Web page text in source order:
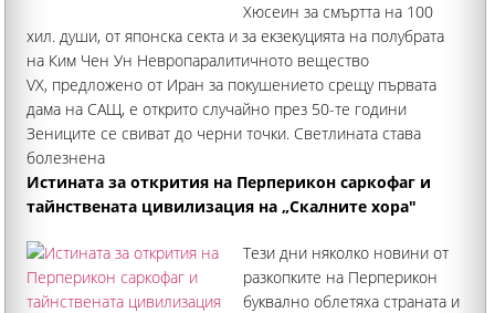
Хюсеин за смъртта на 100
хил. души, от японска секта и за екзекуцията на полубрата
на Ким Чен Ун Невропаралитичното вещество
VX, предложено от Иран за покушението срещу първата
дама на САЩ, е открито случайно през 50-те години
Зениците се свиват до черни точки. Светлината става
болезнена
Истината за открития на Перперикон саркофаг и
тайнствената цивилизация на „Скалните хора"
Тези дни няколко новини от
разкопките на Перперикон
буквално облетяха страната и